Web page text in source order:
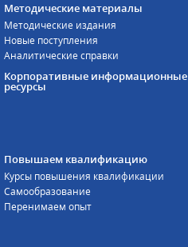
Методические материалы
Методические издания
Новые поступления
Аналитические справки
Корпоративные информационные
ресурсы
Повышаем квалификацию
Курсы повышения квалификации
Самообразование
Перенимаем опыт